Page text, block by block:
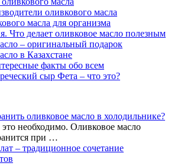
оливкового масла
масла для организма
Что делает оливковое масло полезным
– оригинальный подарок
в Казахстане
факты обо всем
сыр Фета – что это?
оливковое масло в холодильнике?
необходимо. Оливковое масло
при …
– традиционное сочетание